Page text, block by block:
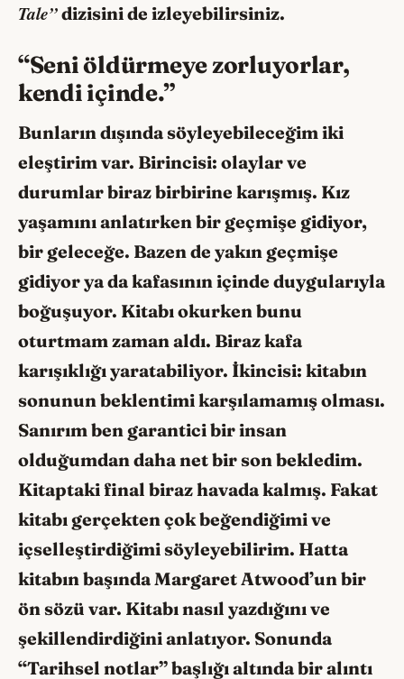
Tale”dizisini de izleyebilirsiniz.
“Seni öldürmeye zorluyorlar,
kendi içinde.”
Bunların dışında söyleyebileceğim iki
eleştirim var. Birincisi: olaylar ve
durumlar biraz birbirine karışmış. Kız
yaşamını anlatırken bir geçmişe gidiyor,
bir geleceğe. Bazen de yakın geçmişe
gidiyor ya da kafasının içinde duygularıyla
boğuşuyor. Kitabı okurken bunu
oturtmam zaman aldı. Biraz kafa
karışıklığı yaratabiliyor. İkincisi: kitabın
sonunun beklentimi karşılamamış olması.
Sanırım ben garantici bir insan
olduğumdan daha net bir son bekledim.
Kitaptaki final biraz havada kalmış. Fakat
kitabı gerçekten çok beğendiğimi ve
içselleştirdiğimi söyleyebilirim. Hatta
kitabın başında Margaret Atwood’un bir
ön sözü var. Kitabı nasıl yazdığını ve
şekillendirdiğini anlatıyor. Sonunda
“Tarihsel notlar” başlığı altında bir alıntı